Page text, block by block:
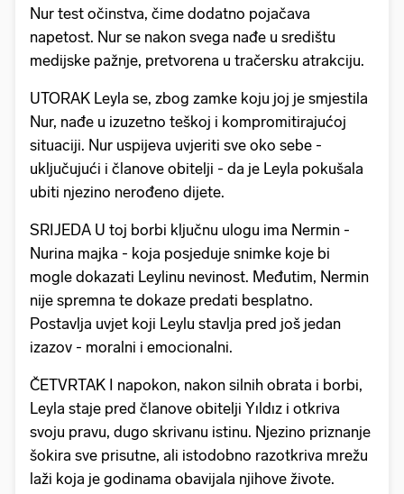
Nur test očinstva, čime dodatno pojačava
napetost. Nur se nakon svega nađe u središtu
medijske pažnje, pretvorena u tračersku atrakciju.
UTORAK Leyla se, zbog zamke koju joj je smjestila
Nur, nađe u izuzetno teškoj i kompromitirajućoj
situaciji. Nur uspijeva uvjeriti sve oko sebe -
uključujući i članove obitelji - da je Leyla pokušala
ubiti njezino nerođeno dijete.
SRIJEDA U toj borbi ključnu ulogu ima Nermin -
Nurina majka - koja posjeduje snimke koje bi
mogle dokazati Leylinu nevinost. Međutim, Nermin
nije spremna te dokaze predati besplatno.
Postavlja uvjet koji Leylu stavlja pred još jedan
izazov - moralni i emocionalni.
ČETVRTAK I napokon, nakon silnih obrata i borbi,
Leyla staje pred članove obitelji Yıldız i otkriva
svoju pravu, dugo skrivanu istinu. Njezino priznanje
šokira sve prisutne, ali istodobno razotkriva mrežu
laži koja je godinama obavijala njihove živote.